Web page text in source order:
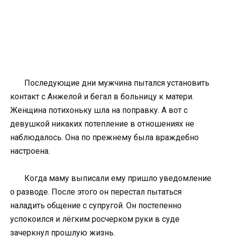
Последующие дни мужчина пытался установить
контакт с Анжелой и бегал в больницу к матери.
Женщина потихоньку шла на поправку. А вот с
девушкой никаких потепление в отношениях не
наблюдалось. Она по прежнему была враждебно
настроена.
Когда маму выписали ему пришло уведомление
о разводе. После этого он перестал пытаться
наладить общение с супругой. Он постепенно
успокоился и лёгким росчерком руки в суде
зачеркнул прошлую жизнь.